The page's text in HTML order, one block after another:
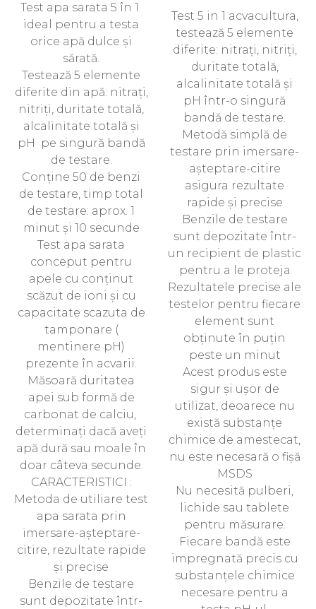
Test apa sarata 5 în 1
ideal pentru a testa
orice apă dulce și
sărată.
Testează 5 elemente
diferite din apă: nitrați,
nitriți, duritate totală,
alcalinitate totală și
pH pe singură bandă
de testare.
Conține 50 de benzi
de testare, timp total
de testare: aprox. 1
minut și 10 secunde
Test apa sarata
conceput pentru
apele cu conținut
scăzut de ioni și cu
capacitate scazuta de
tamponare (
mentinere pH)
prezente în acvarii.
Măsoară duritatea
apei sub formă de
carbonat de calciu,
determinați dacă aveți
apă dură sau moale în
doar câteva secunde.
CARACTERISTICI :
Metoda de utiliare test
apa sarata prin
imersare-așteptare-
citire, rezultate rapide
și precise
Benzile de testare
sunt depozitate într-
Test 5 in 1 acvacultura,
testează 5 elemente
diferite: nitrați, nitriți,
duritate totală,
alcalinitate totală și
pH într-o singură
bandă de testare.
Metodă simplă de
testare prin imersare-
așteptare-citire
asigura rezultate
rapide și precise
Benzile de testare
sunt depozitate într-
un recipient de plastic
pentru a le proteja
Rezultatele precise ale
testelor pentru fiecare
element sunt
obținute în puțin
peste un minut
Acest produs este
sigur și ușor de
utilizat, deoarece nu
există substanțe
chimice de amestecat,
nu este necesară o fișă
MSDS
Nu necesită pulberi,
lichide sau tablete
pentru măsurare.
Fiecare bandă este
impregnată precis cu
substanțele chimice
necesare pentru a